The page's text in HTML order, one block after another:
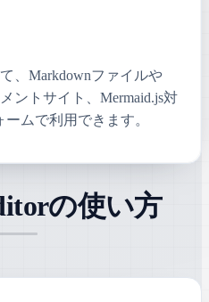
、Markdownファイルや
ントサイト、Mermaid.js対
ムで利用できます。
の使い方